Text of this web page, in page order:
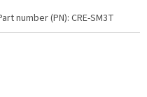
number (PN): CRE-SM3T